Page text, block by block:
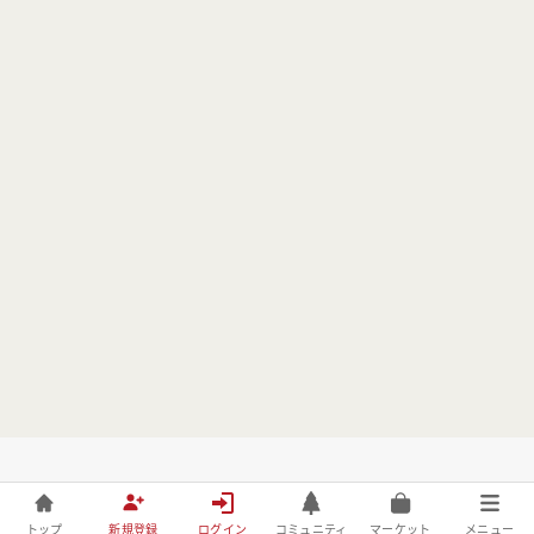
トップ 新規登録 ログイン コミュニティ マーケット メニュー